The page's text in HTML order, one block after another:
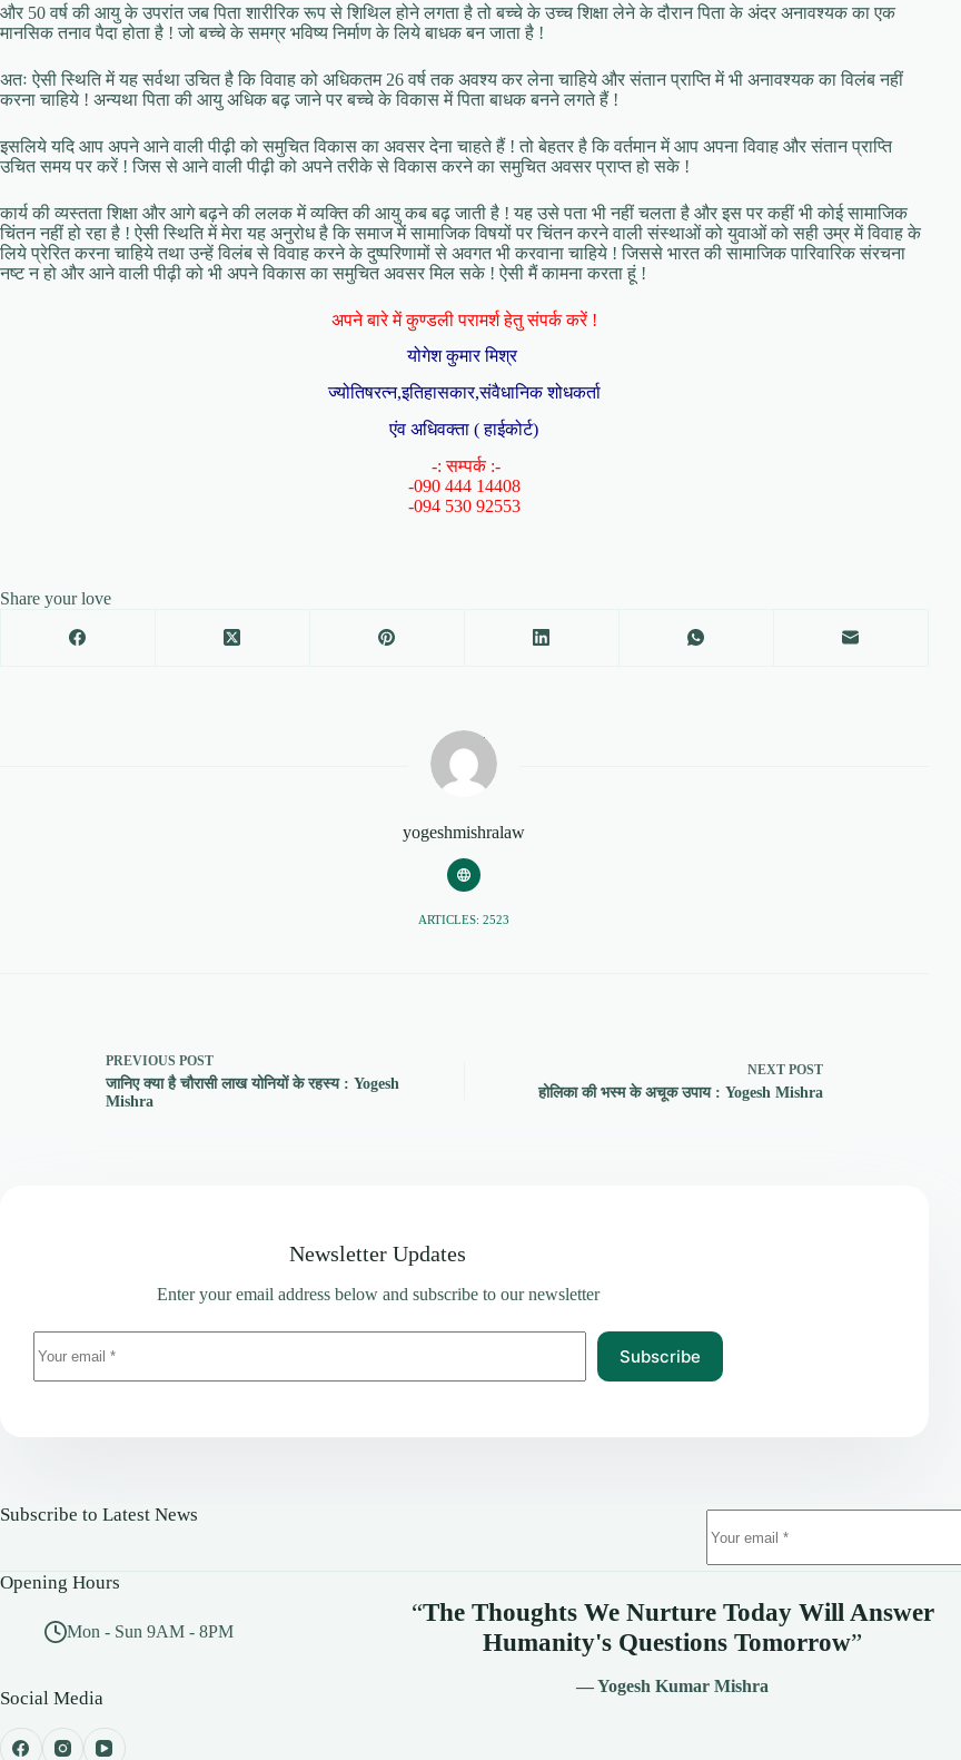
और 50 वर्ष की आयु के उपरांत जब पिता शारीरिक रूप से शिथिल होने लगता है तो बच्चे के उच्च शिक्षा लेने के दौरान पिता के अंदर अनावश्यक का एक
मानसिक तनाव पैदा होता है ! जो बच्चे के समग्र भविष्य निर्माण के लिये बाधक बन जाता है !
अतः ऐसी स्थिति में यह सर्वथा उचित है कि विवाह को अधिकतम 26 वर्ष तक अवश्य कर लेना चाहिये और संतान प्राप्ति में भी अनावश्यक का विलंब नहीं
करना चाहिये ! अन्यथा पिता की आयु अधिक बढ़ जाने पर बच्चे के विकास में पिता बाधक बनने लगते हैं !
इसलिये यदि आप अपने आने वाली पीढ़ी को समुचित विकास का अवसर देना चाहते हैं ! तो बेहतर है कि वर्तमान में आप अपना विवाह और संतान प्राप्ति
उचित समय पर करें ! जिस से आने वाली पीढ़ी को अपने तरीके से विकास करने का समुचित अवसर प्राप्त हो सके !
कार्य की व्यस्तता शिक्षा और आगे बढ़ने की ललक में व्यक्ति की आयु कब बढ़ जाती है ! यह उसे पता भी नहीं चलता है और इस पर कहीं भी कोई सामाजिक
चिंतन नहीं हो रहा है ! ऐसी स्थिति में मेरा यह अनुरोध है कि समाज में सामाजिक विषयों पर चिंतन करने वाली संस्थाओं को युवाओं को सही उम्र में विवाह के
लिये प्रेरित करना चाहिये तथा उन्हें विलंब से विवाह करने के दुष्परिणामों से अवगत भी करवाना चाहिये ! जिससे भारत की सामाजिक पारिवारिक संरचना
नष्ट न हो और आने वाली पीढ़ी को भी अपने विकास का समुचित अवसर मिल सके ! ऐसी मैं कामना करता हूं !
अपने बारे में कुण्डली परामर्श हेतु संपर्क करें !
योगेश कुमार मिश्र
ज्योतिषरत्न,इतिहासकार,संवैधानिक शोधकर्ता
एंव अधिवक्ता ( हाईकोर्ट)
-: सम्पर्क :-
-090 444 14408
-094 530 92553
Share your love
yogeshmishralaw
ARTICLES: 2523
PREVIOUS POST
जानिए क्या है चौरासी लाख योनियों के रहस्य : Yogesh
Mishra
NEXT POST
होलिका की भस्म के अचूक उपाय : Yogesh Mishra
Newsletter Updates
Enter your email address below and subscribe to our newsletter
Subscribe
Subscribe to Latest News
Opening Hours
Mon - Sun 9AM - 8PM
Social Media
“The Thoughts We Nurture Today Will Answer
Humanity's Questions Tomorrow”
— Yogesh Kumar Mishra